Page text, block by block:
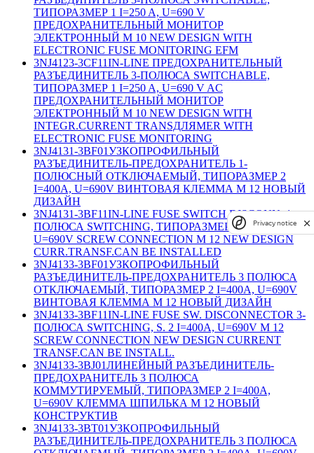
ТИПОРАЗМЕР 1 I=250 A, U=690 V
ПРЕДОХРАНИТЕЛЬНЫЙ МОНИТОР
ЭЛЕКТРОННЫЙ M 10 NEW DESIGN WITH
ELECTRONIC FUSE MONITORING EFM
3NJ4123-3CF11IN-LINE ПРЕДОХРАНИТЕЛЬНЫЙ
РАЗЪЕДИНИТЕЛЬ 3-ПОЛЮСА SWITCHABLE,
ТИПОРАЗМЕР 1 I=250 A, U=690 V AC
ПРЕДОХРАНИТЕЛЬНЫЙ МОНИТОР
ЭЛЕКТРОННЫЙ M 10 NEW DESIGN WITH
INTEGR.CURRENT TRANSДЛЯMER WITH
ELECTRONIC FUSE MONITORING
3NJ4131-3BF01УЗКОПРОФИЛЬНЫЙ
РАЗЪЕДИНИТЕЛЬ-ПРЕДОХРАНИТЕЛЬ 1-
ПОЛЮСНЫЙ ОТКЛЮЧАЕМЫЙ, ТИПОРАЗМЕР 2
I=400A, U=690V ВИНТОВАЯ КЛЕММА M 12 НОВЫЙ
ДИЗАЙН
3NJ4131-3BF11IN-LINE FUSE SWITCH DISCONN. 1-
ПОЛЮСА SWITCHING, ТИПОРАЗМЕР 2 I=400A,
U=690V SCREW CONNECTION M 12 NEW DESIGN
CURR.TRANSF.CAN BE INSTALLED
3NJ4133-3BF01УЗКОПРОФИЛЬНЫЙ
РАЗЪЕДИНИТЕЛЬ-ПРЕДОХРАНИТЕЛЬ 3 ПОЛЮСА
ОТКЛЮЧАЕМЫЙ, ТИПОРАЗМЕР 2 I=400A, U=690V
ВИНТОВАЯ КЛЕММА M 12 НОВЫЙ ДИЗАЙН
3NJ4133-3BF11IN-LINE FUSE SW. DISCONNECTOR 3-
ПОЛЮСА SWITCHING, S. 2 I=400A, U=690V M 12
SCREW CONNECTION NEW DESIGN CURRENT
TRANSF.CAN BE INSTALL.
3NJ4133-3BJ01ЛИНЕЙНЫЙ РАЗЪЕДИНИТЕЛЬ-
ПРЕДОХРАНИТЕЛЬ 3 ПОЛЮСА
КОММУТИРУЕМЫЙ, ТИПОРАЗМЕР 2 I=400A,
U=690V КЛЕММА ШПИЛЬКА M 12 НОВЫЙ
КОНСТРУКТИВ
3NJ4133-3BT01УЗКОПРОФИЛЬНЫЙ
РАЗЪЕДИНИТЕЛЬ-ПРЕДОХРАНИТЕЛЬ 3 ПОЛЮСА
Privacy notice